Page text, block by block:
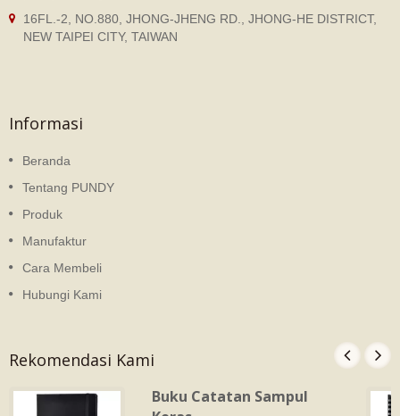
16FL.-2, NO.880, JHONG-JHENG RD., JHONG-HE DISTRICT,
NEW TAIPEI CITY, TAIWAN
Informasi
Beranda
Tentang PUNDY
Produk
Manufaktur
Cara Membeli
Hubungi Kami
Rekomendasi Kami
Buku Catatan Sampul